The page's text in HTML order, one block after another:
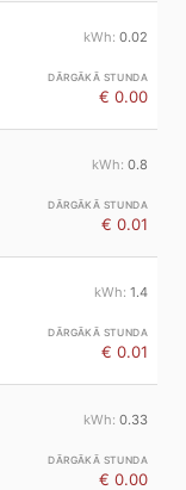
0.02
€ 0.00
0.8
€ 0.01
1.4
€ 0.01
0.33
€ 0.00